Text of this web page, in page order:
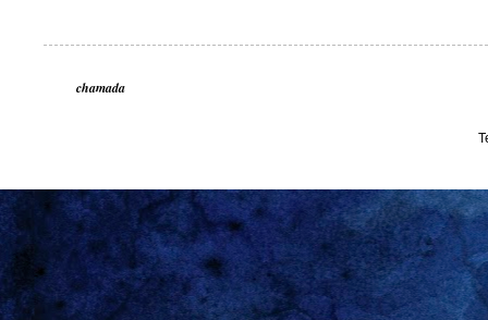
chamada